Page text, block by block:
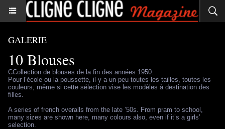
GALERIE
10 Blouses
CCollection de blouses de la fin des années 1950.
Pour l’école ou la poussette, il y a un peu toutes les tailles, toutes les
couleurs, même si cette sélection vise les modèles à destination des
filles.
A series of french overalls from the late ’50s. From pram to school,
many sizes are shown here, many colours also, even if it’s a girls’
selection.